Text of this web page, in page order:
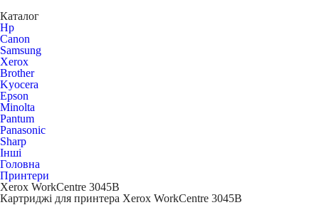
Каталог
Hp
Canon
Samsung
Xerox
Brother
Kyocera
Epson
Minolta
Pantum
Panasonic
Sharp
Інші
Головна
Принтери
Xerox WorkCentre 3045B
Картриджі для принтера Xerox WorkCentre 3045B